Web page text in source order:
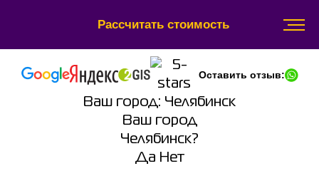
Рассчитать стоимость
Оставить отзыв:
Ваш город: Челябинск
Ваш город
Челябинск?
Да Нет